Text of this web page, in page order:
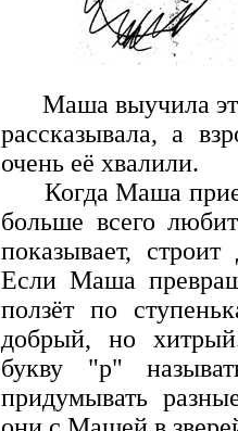
Маша выучила это
рассказывала, а
очень её хвалили.
Когда Маша
больше всего
показывает, строит
Если Маша
ползёт по
добрый, но
букву "р"
придумывать